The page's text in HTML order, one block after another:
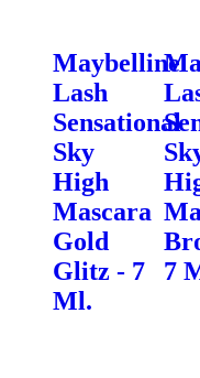
Maybelline
Lash
Sensational
Sky
High
Mascara
Gold
Glitz - 7
Ml.
7